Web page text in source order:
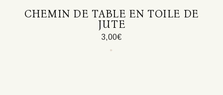
CHEMIN DE TABLE EN TOILE DE
JUTE
3,00€